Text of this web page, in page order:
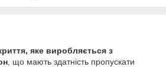
яке виробляється з
, що мають здатність пропускати